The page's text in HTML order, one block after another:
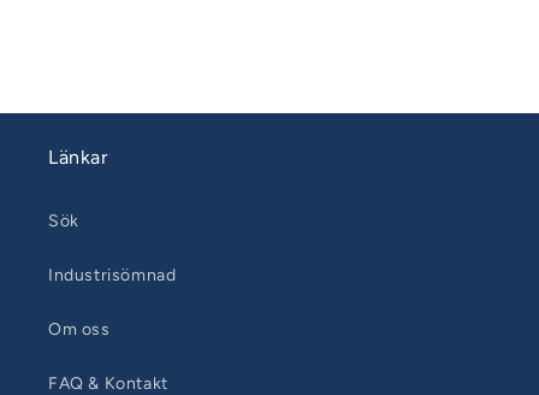
Länkar
Sök
Industrisömnad
Om oss
FAQ & Kontakt